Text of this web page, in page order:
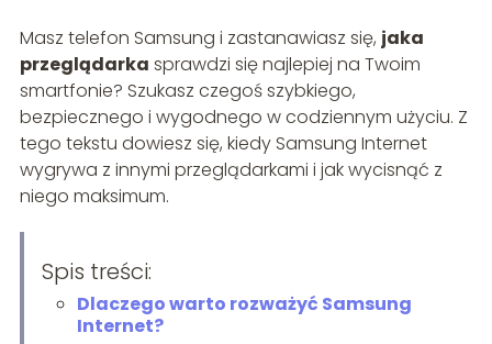
Masz telefon Samsung i zastanawiasz się, jaka
przeglądarka sprawdzi się najlepiej na Twoim
smartfonie? Szukasz czegoś szybkiego,
bezpiecznego i wygodnego w codziennym użyciu. Z
tego tekstu dowiesz się, kiedy Samsung Internet
wygrywa z innymi przeglądarkami i jak wycisnąć z
niego maksimum.
Spis treści:
Dlaczego warto rozważyć Samsung
Internet?